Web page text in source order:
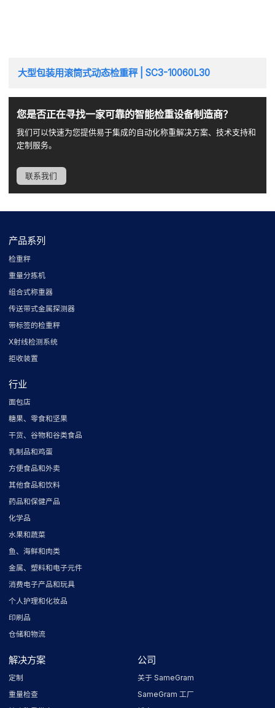
大型包装用滚筒式动态检重秤 | SC3-10060L30
您是否正在寻找一家可靠的智能检重设备制造商？
我们可以快速为您提供易于集成的自动化称重解决方案、技术支持和
定制服务。
联系我们
产品系列
检重秤
重量分拣机
组合式称重器
传送带式金属探测器
带标签的检重秤
X射线检测系统
拒收装置
行业
面包店
糖果、零食和坚果
干货、谷物和谷类食品
乳制品和鸡蛋
方便食品和外卖
其他食品和饮料
药品和保健产品
化学品
水果和蔬菜
鱼、海鲜和肉类
金属、塑料和电子元件
消费电子产品和玩具
个人护理和化妆品
印刷品
仓储和物流
解决方案
定制
重量检查
公司
关于 SameGram
SameGram 工厂